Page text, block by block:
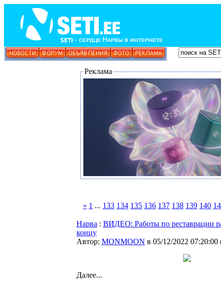
Реклама
« 1 ... 133 134 135 136 137 138 139 140
Нарва : ВИДЕО: Работы по реставрации
концу
Автор: MONMOON в 05/12/2022 07:20:00
Далее...